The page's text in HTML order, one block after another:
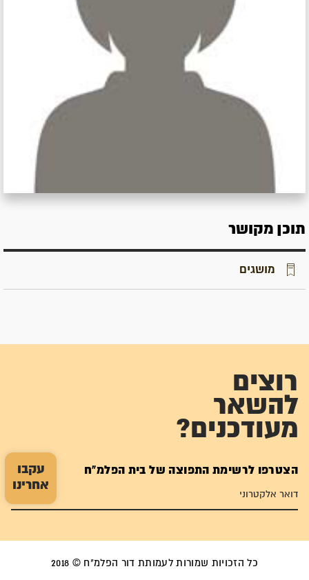
עקבו
אחרינו
תוכן מקושר
מושגים
רוצים
להשאר
מעודכנים?
הצטרפו לרשימת התפוצה של בית הפלמ"ח
כל הזכויות שמורות לעמותת דור הפלמ"ח © 2018